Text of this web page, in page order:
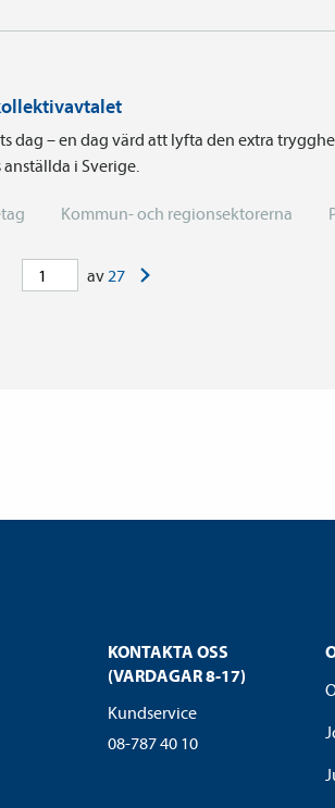
dag – en dag värd att lyfta den extra
i Sverige.
Kommun- och regionsektorerna
av27
KONTAKTA OSS
(VARDAGAR 8-17)
Kundservice
08-787 40 10